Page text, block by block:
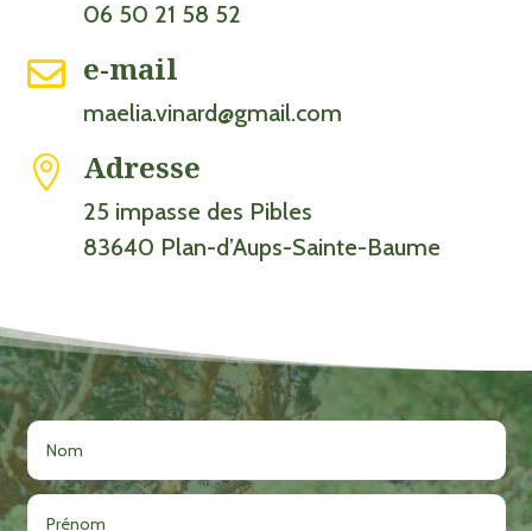
06 50 21 58 52
 e-mail
maelia.vinard@gmail.com
 Adresse
25 impasse des Pibles
83640 Plan-d’Aups-Sainte-Baume